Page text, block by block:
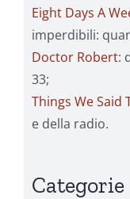
Eight Days A
imperdibili:
Doctor Robert:
33;
Things We Said
e della radio.
Categorie